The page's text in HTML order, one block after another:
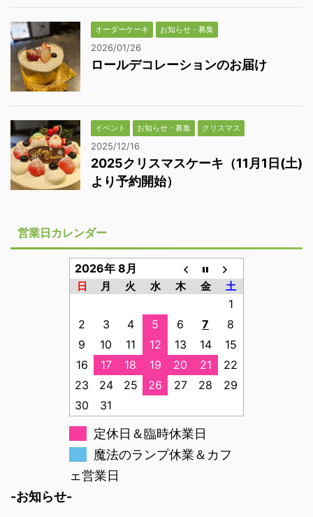
オーダーケーキ お知らせ・募集
2026/01/26
ロールデコレーションのお届け
イベント お知らせ・募集 クリスマス
2025/12/16
2025クリスマスケーキ（11月1日(土)
より予約開始）
営業日カレンダー
2026年 8月
日 月 火 水 木 金 土
1
2
3 4 5 6 7
8
9
10 11 12 13 14
15
16
17 18 19 20 21
22
23
24 25 26 27 28
29
30
31
定休日＆臨時休業日
魔法のランプ休業＆カフ
ェ営業日
-お知らせ-